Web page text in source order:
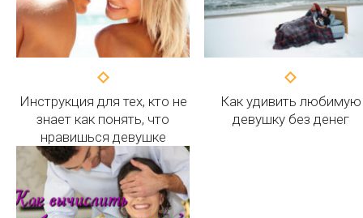
Инструкция для тех, кто не
знает как понять, что
нравишься девушке
Как удивить любимую
девушку без денег